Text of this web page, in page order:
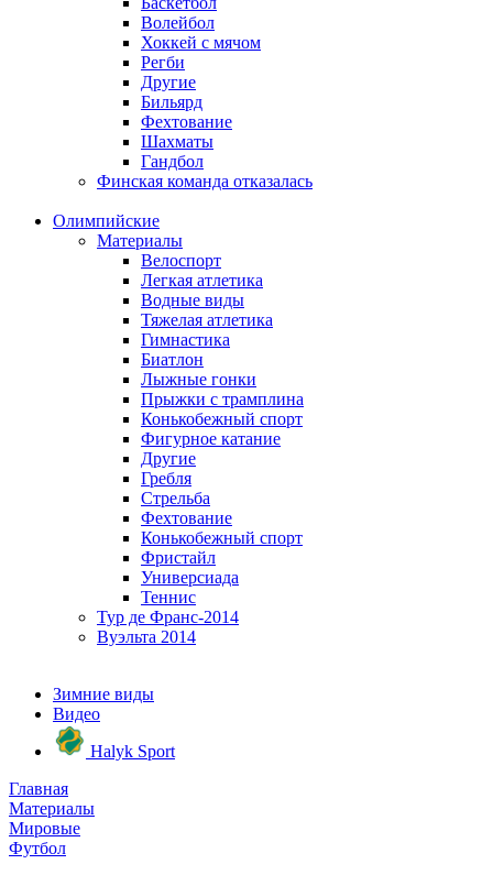
Волейбол
Хоккей с мячом
Регби
Другие
Бильярд
Фехтование
Шахматы
Гандбол
Финская команда отказалась
Олимпийские
Материалы
Велоспорт
Легкая атлетика
Водные виды
Тяжелая атлетика
Гимнастика
Биатлон
Лыжные гонки
Прыжки с трамплина
Конькобежный спорт
Фигурное катание
Другие
Гребля
Стрельба
Фехтование
Конькобежный спорт
Фристайл
Универсиада
Теннис
Тур де Франс-2014
Вуэльта 2014
Зимние виды
Видео
Halyk Sport
Главная
Материалы
Мировые
Футбол